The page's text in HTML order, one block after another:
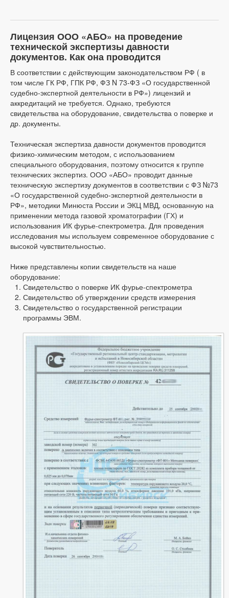
Лицензия ООО «АБО» на проведение
технической экспертизы давности
документов. Как она проводится
В соответствии с действующим законодательством РФ ( в
том числе ГК РФ, ГПК РФ, ФЗ N 73-ФЗ «О государственной
судебно-экспертной деятельности в РФ») лицензий и
аккредитаций не требуется. Однако, требуются
свидетельства на оборудование, свидетельства о поверке и
др. документы.
Техническая экспертиза давности документов проводится
физико-химическим методом, с использованием
специального оборудования, поэтому относится к группе
технических экспертиз. ООО «АБО» проводит данные
техническую экспертизу документов в соответствии с ФЗ №73
«О государственной судебно-экспертной деятельности в
РФ», методики Минюста России и ЭКЦ МВД, основанную на
применении метода газовой хроматографии (ГХ) и
использования ИК фурье-спектрометра. Для проведения
исследования мы используем современное оборудование с
высокой чувствительностью.
Ниже представлены копии свидетельств на наше
оборудование:
Свидетельство о поверке ИК фурье-спектрометра
Свидетельство об утверждении средств измерения
Свидетельство о государственной регистрации
программы ЭВМ.